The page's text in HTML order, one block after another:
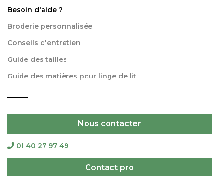
Besoin d'aide ?
Broderie personnalisée
Conseils d'entretien
Guide des tailles
Guide des matières pour linge de lit
Nous contacter
01 40 27 97 49
Contact pro